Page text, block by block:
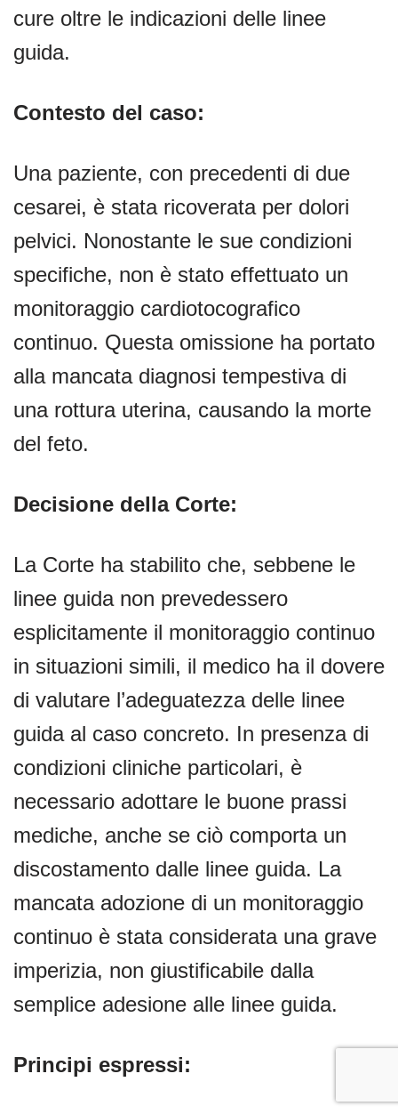
cure oltre le indicazioni delle linee
guida.
Contesto del caso:
Una paziente, con precedenti di due
cesarei, è stata ricoverata per dolori
pelvici. Nonostante le sue condizioni
specifiche, non è stato effettuato un
monitoraggio cardiotocografico
continuo. Questa omissione ha portato
alla mancata diagnosi tempestiva di
una rottura uterina, causando la morte
del feto.
Decisione della Corte:
La Corte ha stabilito che, sebbene le
linee guida non prevedessero
esplicitamente il monitoraggio continuo
in situazioni simili, il medico ha il dovere
di valutare l’adeguatezza delle linee
guida al caso concreto. In presenza di
condizioni cliniche particolari, è
necessario adottare le buone prassi
mediche, anche se ciò comporta un
discostamento dalle linee guida. La
mancata adozione di un monitoraggio
continuo è stata considerata una grave
imperizia, non giustificabile dalla
semplice adesione alle linee guida.
Principi espressi: